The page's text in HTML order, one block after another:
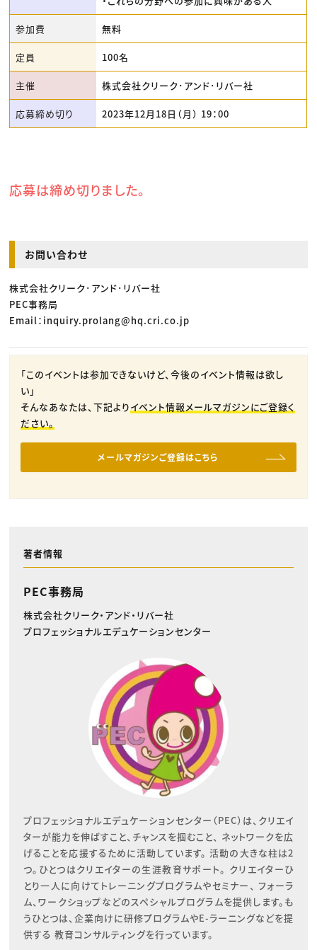
参加費 無料
定員 100名
主催 株式会社クリーク･アンド･リバー社
応募締め切り 2023年12月18日（月） 19：00
応募は締め切りました。
お問い合わせ
株式会社クリーク･アンド･リバー社
PEC事務局
Email：inquiry.prolang@hq.cri.co.jp
「このイベントは参加できないけど、今後のイベント情報は欲し
い」
そんなあなたは、下記よりイベント情報メールマガジンにご登録く
ださい。
メールマガジンご登録はこちら
著者情報
PEC事務局
株式会社クリーク・アンド・リバー社
プロフェッショナルエデュケーションセンター
プロフェッショナルエデュケーションセンター（PEC）は、クリエイ
ターが能力を伸ばすこと、チャンスを掴むこと、 ネットワークを広
げることを応援するために活動しています。 活動の大きな柱は2
つ。ひとつはクリエイターの生涯教育サポート。 クリエイターひ
とり一人に向けてトレーニングプログラムやセミナー、 フォーラ
ム、ワークショップなどのスペシャルプログラムを提供します。も
うひとつは、企業向けに研修プログラムやE-ラーニングなどを提
供する 教育コンサルティングを行っています。